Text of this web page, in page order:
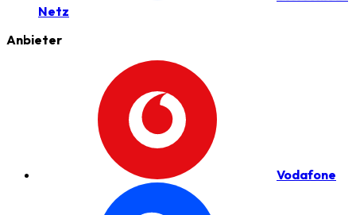
Netz
Anbieter
Vodafone